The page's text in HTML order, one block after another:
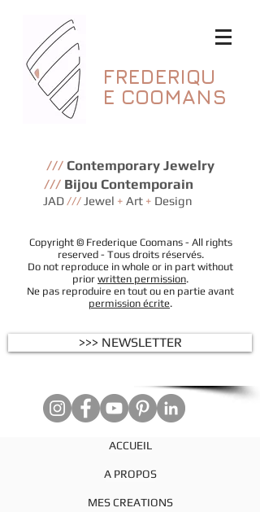
FREDERIQU
E COOMANS
/// Contemporary Jewelry
/// Bijou Contemporain
JAD /// Jewel + Art + Design
Copyright © Frederique Coomans - All rights
reserved - Tous droits réservés.
Do not reproduce in whole or in part without
prior written permission.
Ne pas reproduire en tout ou en partie avant
permission écrite.
>>> NEWSLETTER
ACCUEIL
A PROPOS
MES CREATIONS